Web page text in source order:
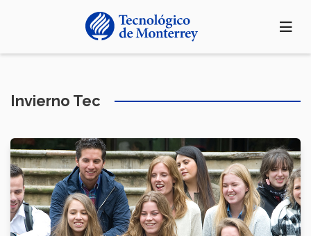
Invierno Tec